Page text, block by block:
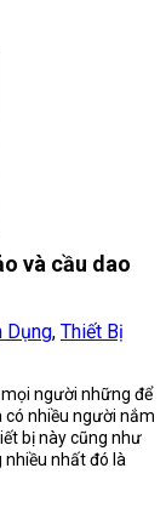
và cầu dao
Dụng, Thiết Bị
người những để
có nhiều người nắm
bị này cũng như
nhất đó là